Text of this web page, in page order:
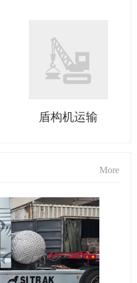
盾构机运输
More